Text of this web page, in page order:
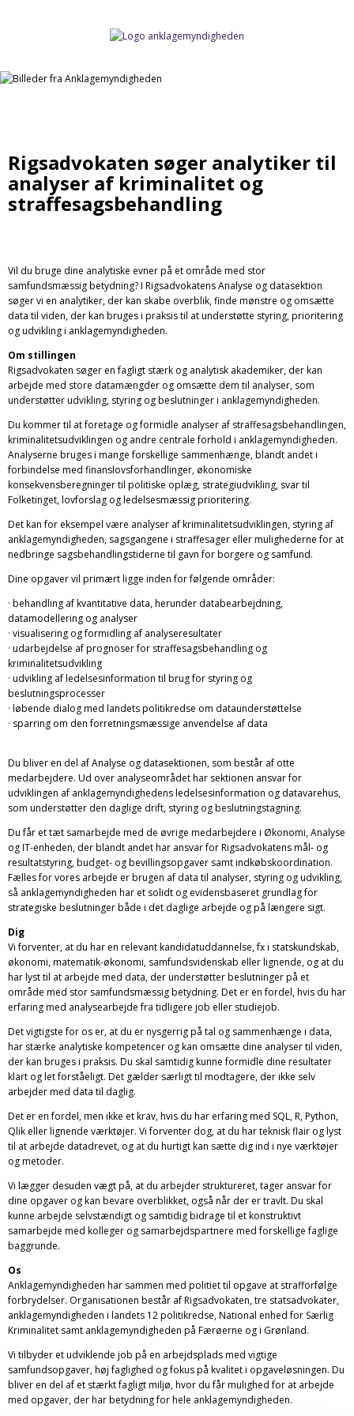
Rigsadvokaten søger analytiker til
analyser af kriminalitet og
straffesagsbehandling
Vil du bruge dine analytiske evner på et område med stor
samfundsmæssig betydning? I Rigsadvokatens Analyse og datasektion
søger vi en analytiker, der kan skabe overblik, finde mønstre og omsætte
data til viden, der kan bruges i praksis til at understøtte styring, prioritering
og udvikling i anklagemyndigheden.
Om stillingen
Rigsadvokaten søger en fagligt stærk og analytisk akademiker, der kan
arbejde med store datamængder og omsætte dem til analyser, som
understøtter udvikling, styring og beslutninger i anklagemyndigheden.
Du kommer til at foretage og formidle analyser af straffesagsbehandlingen,
kriminalitetsudviklingen og andre centrale forhold i anklagemyndigheden.
Analyserne bruges i mange forskellige sammenhænge, blandt andet i
forbindelse med finanslovsforhandlinger, økonomiske
konsekvensberegninger til politiske oplæg, strategiudvikling, svar til
Folketinget, lovforslag og ledelsesmæssig prioritering.
Det kan for eksempel være analyser af kriminalitetsudviklingen, styring af
anklagemyndigheden, sagsgangene i straffesager eller mulighederne for at
nedbringe sagsbehandlingstiderne til gavn for borgere og samfund.
Dine opgaver vil primært ligge inden for følgende områder:
· behandling af kvantitative data, herunder databearbejdning,
datamodellering og analyser
· visualisering og formidling af analyseresultater
· udarbejdelse af prognoser for straffesagsbehandling og
kriminalitetsudvikling
· udvikling af ledelsesinformation til brug for styring og
beslutningsprocesser
· løbende dialog med landets politikredse om dataunderstøttelse
· sparring om den forretningsmæssige anvendelse af data
Du bliver en del af Analyse og datasektionen, som består af otte
medarbejdere. Ud over analyseområdet har sektionen ansvar for
udviklingen af anklagemyndighedens ledelsesinformation og datavarehus,
som understøtter den daglige drift, styring og beslutningstagning.
Du får et tæt samarbejde med de øvrige medarbejdere i Økonomi, Analyse
og IT-enheden, der blandt andet har ansvar for Rigsadvokatens mål- og
resultatstyring, budget- og bevillingsopgaver samt indkøbskoordination.
Fælles for vores arbejde er brugen af data til analyser, styring og udvikling,
så anklagemyndigheden har et solidt og evidensbaseret grundlag for
strategiske beslutninger både i det daglige arbejde og på længere sigt.
Dig
Vi forventer, at du har en relevant kandidatuddannelse, fx i statskundskab,
økonomi, matematik-økonomi, samfundsvidenskab eller lignende, og at du
har lyst til at arbejde med data, der understøtter beslutninger på et
område med stor samfundsmæssig betydning. Det er en fordel, hvis du har
erfaring med analysearbejde fra tidligere job eller studiejob.
Det vigtigste for os er, at du er nysgerrig på tal og sammenhænge i data,
har stærke analytiske kompetencer og kan omsætte dine analyser til viden,
der kan bruges i praksis. Du skal samtidig kunne formidle dine resultater
klart og let forståeligt. Det gælder særligt til modtagere, der ikke selv
arbejder med data til daglig.
Det er en fordel, men ikke et krav, hvis du har erfaring med SQL, R, Python,
Qlik eller lignende værktøjer. Vi forventer dog, at du har teknisk flair og lyst
til at arbejde datadrevet, og at du hurtigt kan sætte dig ind i nye værktøjer
og metoder.
Vi lægger desuden vægt på, at du arbejder struktureret, tager ansvar for
dine opgaver og kan bevare overblikket, også når der er travlt. Du skal
kunne arbejde selvstændigt og samtidig bidrage til et konstruktivt
samarbejde med kolleger og samarbejdspartnere med forskellige faglige
baggrunde.
Os
Anklagemyndigheden har sammen med politiet til opgave at strafforfølge
forbrydelser. Organisationen består af Rigsadvokaten, tre statsadvokater,
anklagemyndigheden i landets 12 politikredse, National enhed for Særlig
Kriminalitet samt anklagemyndigheden på Færøerne og i Grønland.
Vi tilbyder et udviklende job på en arbejdsplads med vigtige
samfundsopgaver, høj faglighed og fokus på kvalitet i opgaveløsningen. Du
bliver en del af et stærkt fagligt miljø, hvor du får mulighed for at arbejde
med opgaver, der har betydning for hele anklagemyndigheden.